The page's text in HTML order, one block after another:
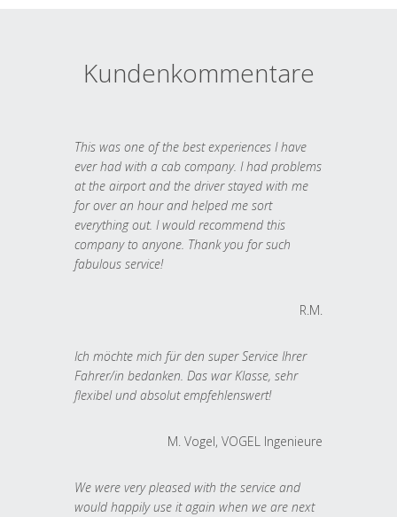
Kundenkommentare
This was one of the best experiences I have
ever had with a cab company. I had problems
at the airport and the driver stayed with me
for over an hour and helped me sort
everything out. I would recommend this
company to anyone. Thank you for such
fabulous service!
R.M.
Ich möchte mich für den super Service Ihrer
Fahrer/in bedanken. Das war Klasse, sehr
flexibel und absolut empfehlenswert!
M. Vogel, VOGEL Ingenieure
We were very pleased with the service and
would happily use it again when we are next